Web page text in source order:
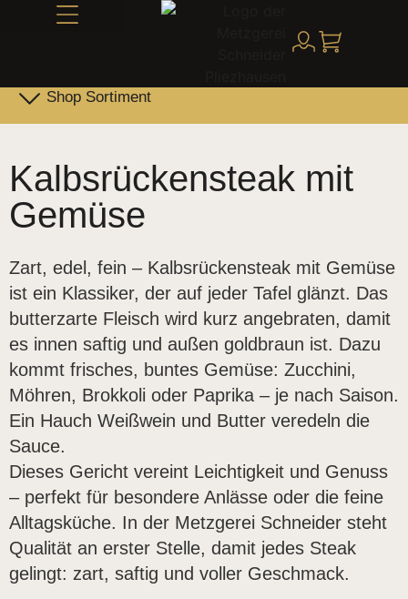
Shop Sortiment
Kalbsrückensteak mit
Gemüse
Zart, edel, fein – Kalbsrückensteak mit Gemüse
ist ein Klassiker, der auf jeder Tafel glänzt. Das
butterzarte Fleisch wird kurz angebraten, damit
es innen saftig und außen goldbraun ist. Dazu
kommt frisches, buntes Gemüse: Zucchini,
Möhren, Brokkoli oder Paprika – je nach Saison.
Ein Hauch Weißwein und Butter veredeln die
Sauce.
Dieses Gericht vereint Leichtigkeit und Genuss
– perfekt für besondere Anlässe oder die feine
Alltagsküche. In der Metzgerei Schneider steht
Qualität an erster Stelle, damit jedes Steak
gelingt: zart, saftig und voller Geschmack.